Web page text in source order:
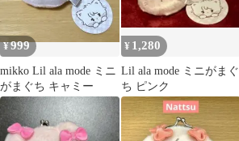
¥999
mikko Lil ala mode ミニ
がまぐち キャミー
¥ 1,280
Lil ala mode ミニがまぐ
ち ピンク